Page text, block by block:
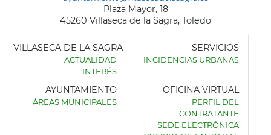
Plaza Mayor, 18
45260 Villaseca de la Sagra, Toledo
AYUNTAMIENTO
VILLASECA DE LA SAGRA
ACTUALIDAD
INTERÉS
SERVICIOS
INCIDENCIAS URBANAS
AYUNTAMIENTO
ÁREAS MUNICIPALES
OFICINA VIRTUAL
PERFIL DEL
CONTRATANTE
SEDE ELECTRÓNICA